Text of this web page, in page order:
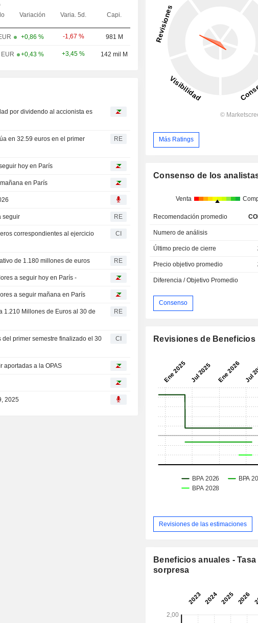
Variación Varia. 5d. Capi.
+0,86 % -1,67 % 981 M
EUR +0,43 % +3,45 % 142 mil M
por dividendo al accionista es
en 32.59 euros en el primer
RE
hoy en París
en París
seguir RE
correspondientes al ejercicio
CI
de 1.180 millones de euros RE
a seguir hoy en París -
a seguir mañana en París
1.210 Millones de Euros al 30 de
RE
primer semestre finalizado el 30
CI
aportadas a la OPAS
2025
Más Ratings
Consenso de los
Venta
Recomendación promedio
Numero de análisis
Último precio de cierre
Precio objetivo promedio
Diferencia / Objetivo Promedio
Consenso
Revisiones de Beneficios
Revisiones de las estimaciones
Beneficios anuales - Tasa
sorpresa